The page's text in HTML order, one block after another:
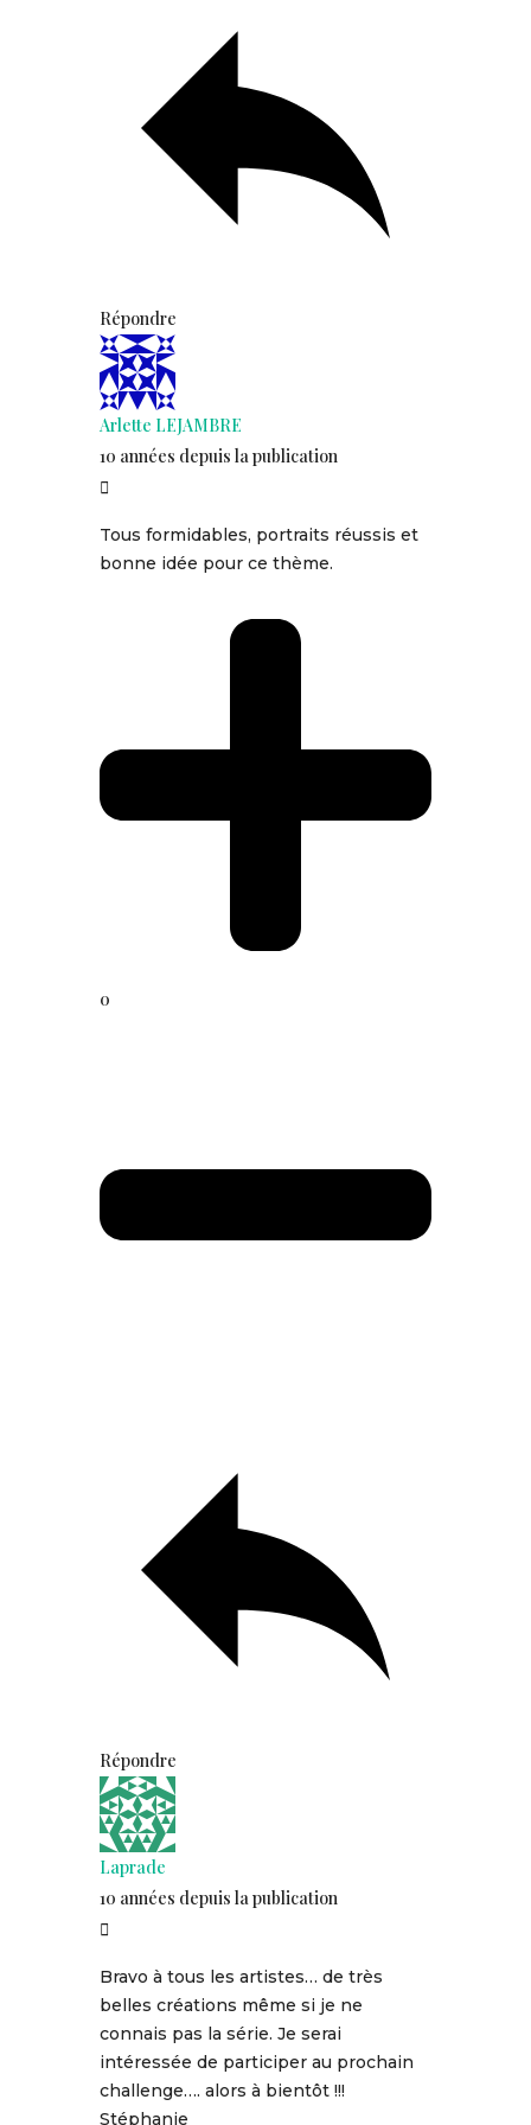
Répondre
Arlette LEJAMBRE
10 années depuis la publication
Tous formidables, portraits réussis et
bonne idée pour ce thème.
0
Répondre
Laprade
10 années depuis la publication
Bravo à tous les artistes… de très
belles créations même si je ne
connais pas la série. Je serai
intéressée de participer au prochain
challenge…. alors à bientôt !!!
Stéphanie